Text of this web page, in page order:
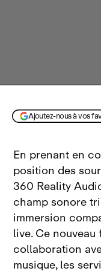
Ajoutez-nous à vos
En prenant en
position des
360 Reality
champ sonore
immersion
live. Ce
collaboration
musique, les